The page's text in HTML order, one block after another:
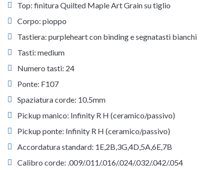
Top: finitura Quilted Maple Art Grain su tiglio
Corpo: pioppo
Tastiera: purpleheart con binding e segnatasti bianchi
Tasti: medium
Numero tasti: 24
Ponte: F107
Spaziatura corde: 10.5mm
Pickup manico: Infinity R H (ceramico/passivo)
Pickup ponte: Infinity R H (ceramico/passivo)
Accordatura standard: 1E,2B,3G,4D,5A,6E,7B
Calibro corde: .009/.011/.016/.024/.032/.042/.054